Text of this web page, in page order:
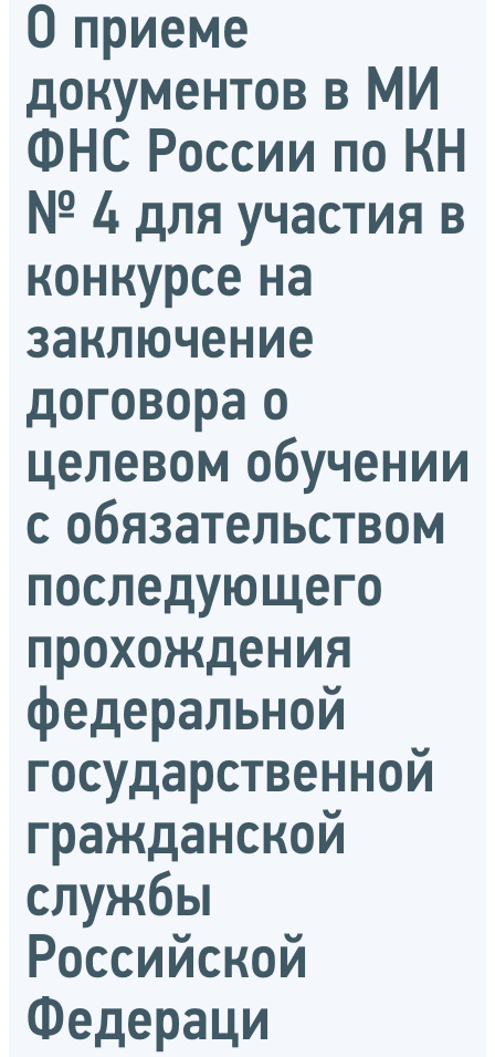
О приеме
документов в МИ
ФНС России по КН
№ 4 для участия в
конкурсе на
заключение
договора о
целевом обучении
с обязательством
последующего
прохождения
федеральной
государственной
гражданской
службы
Российской
Федераци